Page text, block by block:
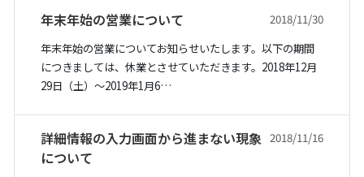
年末年始の営業について
2018/11/30
年末年始の営業についてお知らせいたします。以下の期間
につきましては、休業とさせていただきます。2018年12月
29日（土）〜2019年1月6…
詳細情報の入力画面から進まない現象
について
2018/11/16